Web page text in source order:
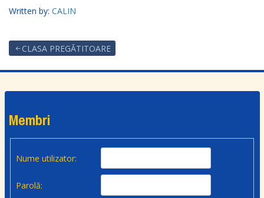
Written by: CALIN
CLASA PREGĂTITOARE
Membri
Nume utilizator:
Parolă: